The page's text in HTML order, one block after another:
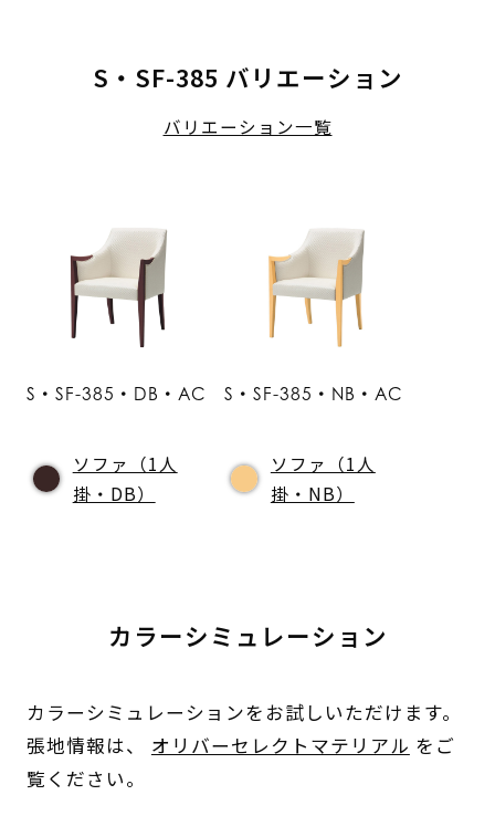
S・SF-385 バリエーション
バリエーション一覧
S・SF-385・DB・AC
ソファ（1人
掛・DB）
S・SF-385・NB・AC
ソファ（1人
掛・NB）
カラーシミュレーション
カラーシミュレーションをお試しいただけます。
張地情報は、 オリバーセレクトマテリアル をご
覧ください。